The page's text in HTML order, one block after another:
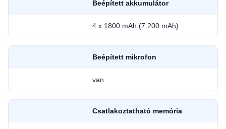
Beépített akkumulátor
4 x 1800 mAh (7.200 mAh)
Beépített mikrofon
van
Csatlakoztatható memória